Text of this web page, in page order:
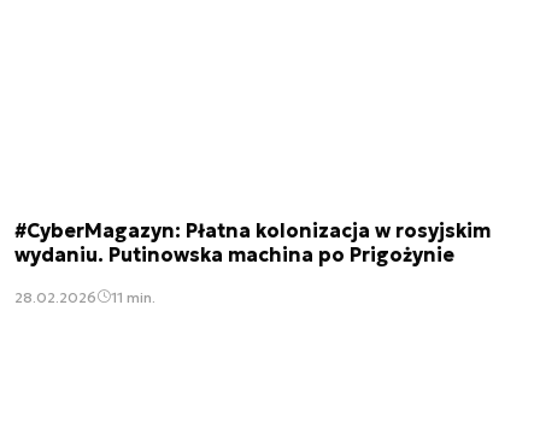
#CyberMagazyn: Płatna kolonizacja w rosyjskim
wydaniu. Putinowska machina po Prigożynie
28.02.2026 11 min.